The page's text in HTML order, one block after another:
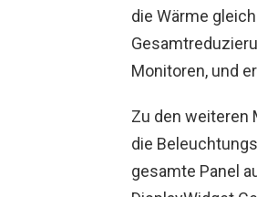
die Wärme
Monitoren, und
Zu den weiteren
die
gesamte Panel